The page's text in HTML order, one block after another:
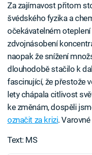
Za zajímavost přitom
švédského fyzika a
očekávatelném
zdvojnásobení
naopak že snížení
dlouhodobě stačilo k
fascinující, že přestože
lety chápala citlivost
ke změnám, dospěli
označit za krizi.
Text: MS